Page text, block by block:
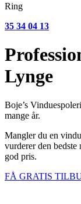
Ring
35 34 04 13
Lynge
Boje’s
mange år.
Mangler du en
vurderer den
god pris.
FÅ GRATIS